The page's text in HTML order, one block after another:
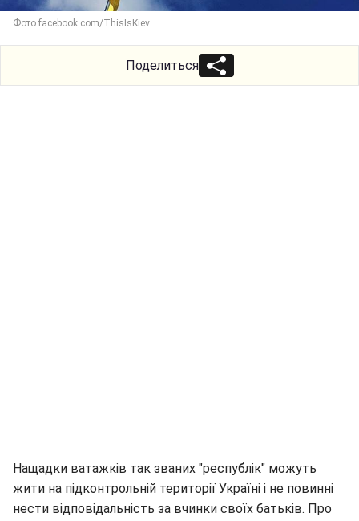
Фото facebook.com/ThisIsKiev
Поделиться
Нащадки ватажків так званих "республік" можуть
жити на підконтрольній території Україні і не повинні
нести відповідальність за вчинки своїх батьків. Про